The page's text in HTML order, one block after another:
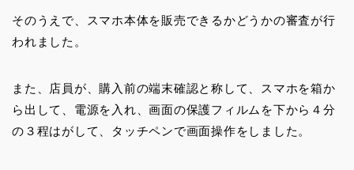
そのうえで、スマホ本体を販売できるかどうかの審査が行
われました。
また、店員が、購入前の端末確認と称して、スマホを箱か
ら出して、電源を入れ、画面の保護フィルムを下から４分
の３程はがして、タッチペンで画面操作をしました。